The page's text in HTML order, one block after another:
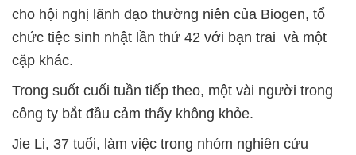
cho hội nghị lãnh đạo thường niên của Biogen, tổ
chức tiệc sinh nhật lần thứ 42 với bạn trai và một
cặp khác.
Trong suốt cuối tuần tiếp theo, một vài người trong
công ty bắt đầu cảm thấy không khỏe.
Jie Li, 37 tuổi, làm việc trong nhóm nghiên cứu